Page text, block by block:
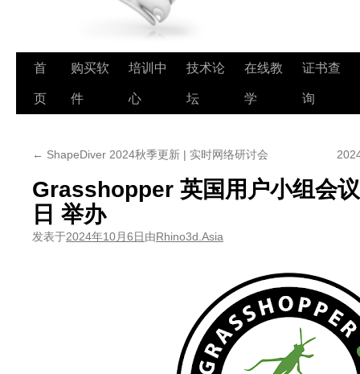
跳
至
首
页
购买软
件
培训中
心
技术论
坛
在线教
学
证书查
询
← ShapeDiver 2024秋季更新 | 实时网络研讨会
Grasshopper 英国用户小组会
日 举办
发表于2024年10月6日由Rhino3d.Asia